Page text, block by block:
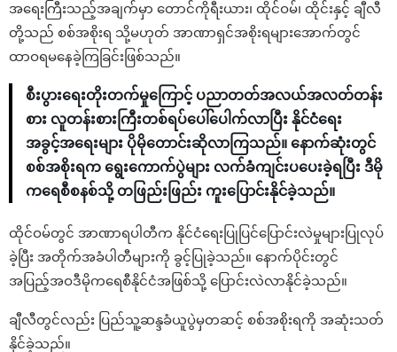
အရေးကြီးသည့်အချက်မှာ တောင်ကိုရီးယား၊ ထိုင်ဝမ်၊ ထိုင်းနှင့် ချီလီ
တို့သည် စစ်အစိုးရ သို့မဟုတ် အာဏာရှင်အစိုးရများအောက်တွင်
ထာဝရမနေခဲ့ကြခြင်းဖြစ်သည်။
စီးပွားရေးတိုးတက်မှုကြောင့် ပညာတတ်အလယ်အလတ်တန်း
စား လူတန်းစားကြီးတစ်ရပ်ပေါ်ပေါက်လာပြီး နိုင်ငံရေး
အခွင့်အရေးများ ပိုမိုတောင်းဆိုလာကြသည်။ နောက်ဆုံးတွင်
စစ်အစိုးရက ရွေးကောက်ပွဲများ လက်ခံကျင်းပပေးခဲ့ရပြီး ဒီမို
ကရေစီစနစ်သို့ တဖြည်းဖြည်း ကူးပြောင်းနိုင်ခဲ့သည်။
ထိုင်ဝမ်တွင် အာဏာရပါတီက နိုင်ငံရေးပြုပြင်ပြောင်းလဲမှုများပြုလုပ်
ခဲ့ပြီး အတိုက်အခံပါတီများကို ခွင့်ပြုခဲ့သည်။ နောက်ပိုင်းတွင်
အပြည့်အဝဒီမိုကရေစီနိုင်ငံအဖြစ်သို့ ပြောင်းလဲလာနိုင်ခဲ့သည်။
ချီလီတွင်လည်း ပြည်သူ့ဆန္ဒခံယူပွဲမှတဆင့် စစ်အစိုးရကို အဆုံးသတ်
နိုင်ခဲ့သည်။